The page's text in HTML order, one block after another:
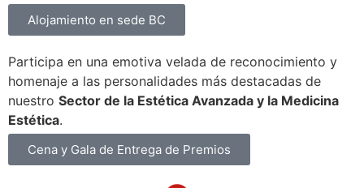
Alojamiento en sede BC
Participa en una emotiva velada de reconocimiento y
homenaje a las personalidades más destacadas de
nuestro Sector de la Estética Avanzada y la Medicina
Estética.
Cena y Gala de Entrega de Premios